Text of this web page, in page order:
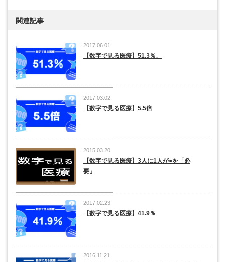
関連記事
2017.06.01
【数字で見る医療】51.3％、
2017.03.02
【数字で見る医療】5.5倍
2015.03.20
【数字で見る医療】3人に1人が●を「必
要」
2017.02.23
【数字で見る医療】41.9％
2016.11.21